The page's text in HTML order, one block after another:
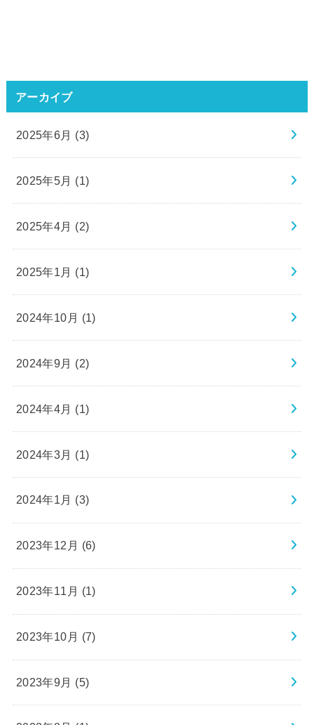
アーカイブ
2025年6月 (3)
2025年5月 (1)
2025年4月 (2)
2025年1月 (1)
2024年10月 (1)
2024年9月 (2)
2024年4月 (1)
2024年3月 (1)
2024年1月 (3)
2023年12月 (6)
2023年11月 (1)
2023年10月 (7)
2023年9月 (5)